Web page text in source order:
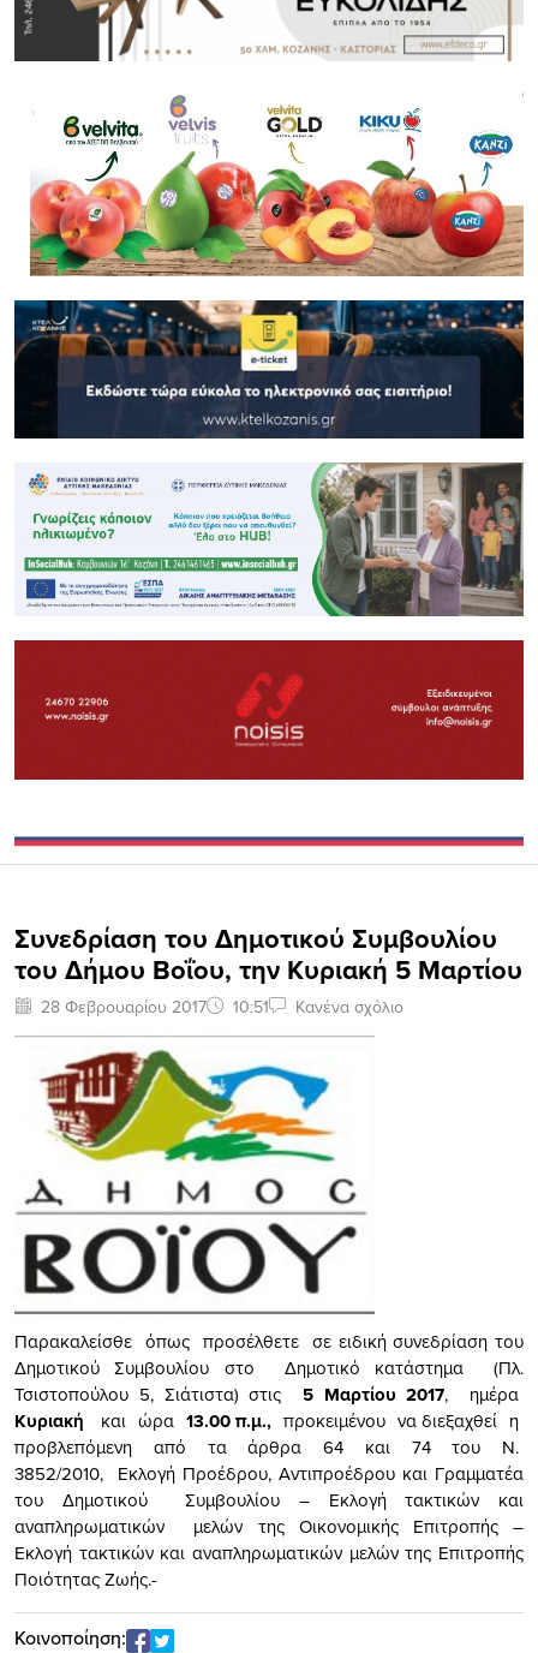
Συνεδρίαση του Δημοτικού Συμβουλίου
του Δήμου Βοΐου, την Κυριακή 5 Μαρτίου
28 Φεβρουαρίου 2017 10:51 Κανένα σχόλιο
Παρακαλείσθε όπως προσέλθετε σε ειδική συνεδρίαση του
Δημοτικού Συμβουλίου στο Δημοτικό κατάστημα (Πλ.
Τσιστοπούλου 5, Σιάτιστα) στις 5 Μαρτίου 2017, ημέρα
Κυριακή και ώρα 13.00 π.μ., προκειμένου να διεξαχθεί η
προβλεπόμενη από τα άρθρα 64 και 74 του Ν.
3852/2010, Εκλογή Προέδρου, Αντιπροέδρου και Γραμματέα
του Δημοτικού Συμβουλίου – Εκλογή τακτικών και
αναπληρωματικών μελών της Οικονομικής Επιτροπής –
Εκλογή τακτικών και αναπληρωματικών μελών της Επιτροπής
Ποιότητας Ζωής.-
Κοινοποίηση: